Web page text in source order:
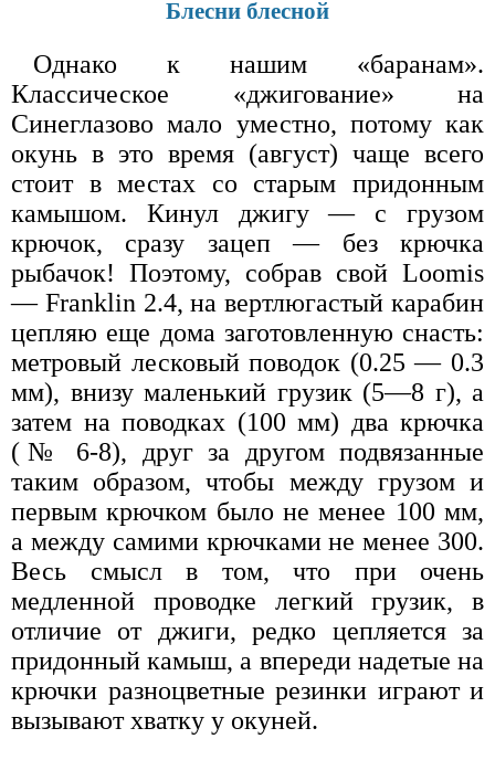
Блесни блесной
Однако к нашим «баранам».
Классическое «джигование» на
Синеглазово мало уместно, потому как
окунь в это время (август) чаще всего
стоит в местах со старым придонным
камышом. Кинул джигу — с грузом
крючок, сразу зацеп — без крючка
рыбачок! Поэтому, собрав свой Loomis
— Franklin 2.4, на вертлюгастый карабин
цепляю еще дома заготовленную снасть:
метровый лесковый поводок (0.25 — 0.3
мм), внизу маленький грузик (5—8 г), а
затем на поводках (100 мм) два крючка
(№ 6-8), друг за другом подвязанные
таким образом, чтобы между грузом и
первым крючком было не менее 100 мм,
а между самими крючками не менее 300.
Весь смысл в том, что при очень
медленной проводке легкий грузик, в
отличие от джиги, редко цепляется за
придонный камыш, а впереди надетые на
крючки разноцветные резинки играют и
вызывают хватку у окуней.